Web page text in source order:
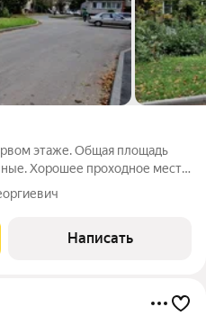
этаже. Общая площадь
Хорошее проходное место.
Написать